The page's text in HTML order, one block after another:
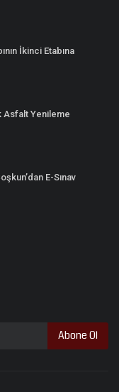
İkinci Etabına
Asfalt Yenileme
E-Sınav
Abone Ol